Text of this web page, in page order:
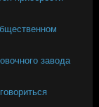
завода